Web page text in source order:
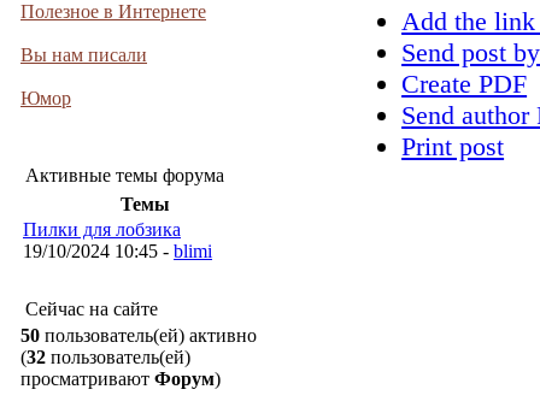
Полезное в Интернете
Вы нам писали
Юмор
Активные темы форума
Темы
Пилки для лобзика
19/10/2024 10:45 - blimi
Сейчас на сайте
50 пользователь(ей) активно
(32 пользователь(ей)
просматривают Форум)
Add the
Send post
Create PDF
Send
Print post